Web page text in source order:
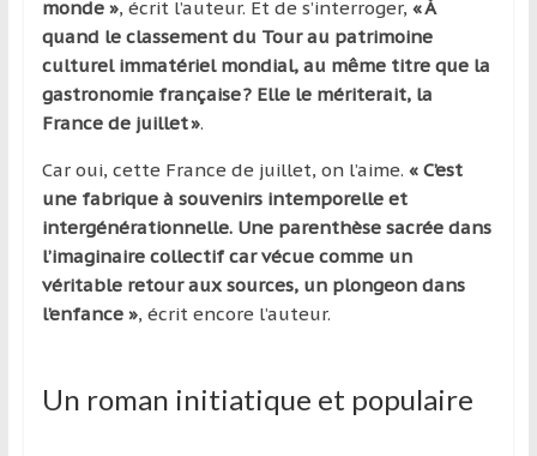
monde », écrit l’auteur. Et de s’interroger, « À
quand le classement du Tour au patrimoine
culturel immatériel mondial, au même titre que la
gastronomie française ? Elle le mériterait, la
France de juillet ».
Car oui, cette France de juillet, on l’aime. « C’est
une fabrique à souvenirs intemporelle et
intergénérationnelle. Une parenthèse sacrée dans
l’imaginaire collectif car vécue comme un
véritable retour aux sources, un plongeon dans
l’enfance », écrit encore l’auteur.
Un roman initiatique et populaire